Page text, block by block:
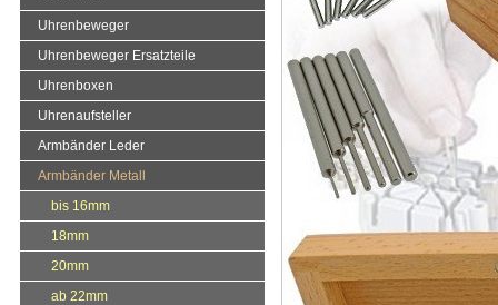
Uhrenbeweger
Uhrenbeweger Ersatzteile
Uhrenboxen
Uhrenaufsteller
Armbänder Leder
Armbänder Metall
bis 16mm
18mm
20mm
ab 22mm